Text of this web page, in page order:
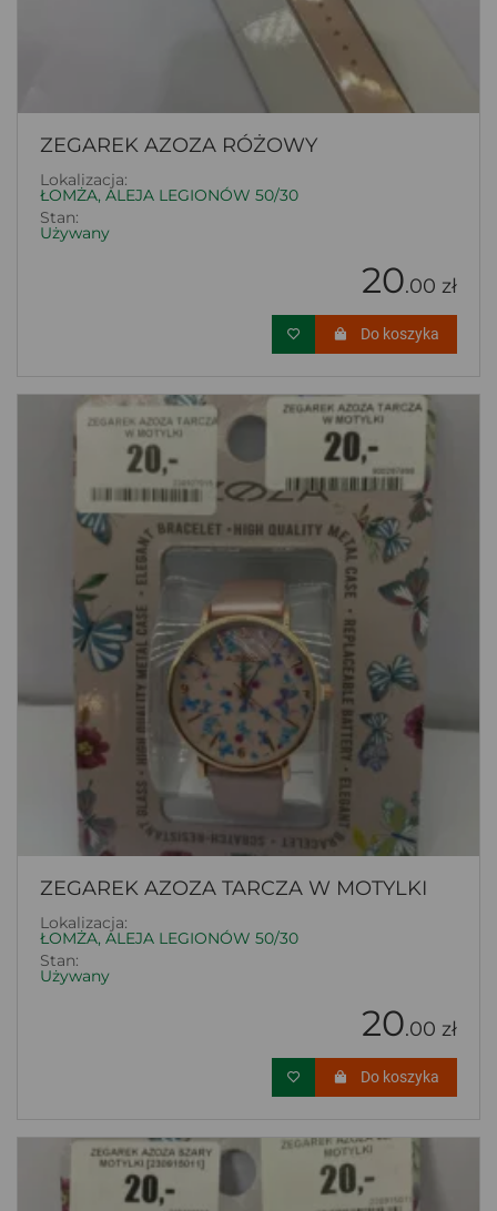
ZEGAREK AZOZA RÓŻOWY
Lokalizacja:
ŁOMŻA, ALEJA LEGIONÓW 50/30
Stan:
Używany
20.00 zł
Do koszyka
ZEGAREK AZOZA TARCZA W MOTYLKI
Lokalizacja:
ŁOMŻA, ALEJA LEGIONÓW 50/30
Stan:
Używany
20.00 zł
Do koszyka